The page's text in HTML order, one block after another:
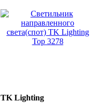
TK Lighting